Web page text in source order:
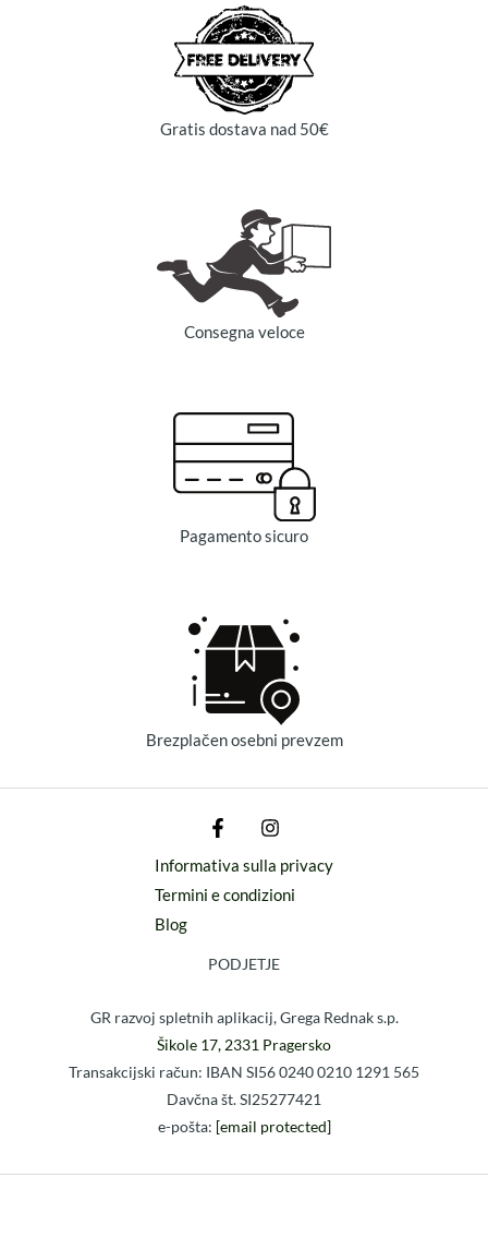
Gratis dostava nad 50€
Consegna veloce
Pagamento sicuro
Brezplačen osebni prevzem
Informativa sulla privacy
Termini e condizioni
Blog
PODJETJE
GR razvoj spletnih aplikacij, Grega Rednak s.p.
Šikole 17, 2331 Pragersko
Transakcijski račun: IBAN SI56 0240 0210 1291 565
Davčna št. SI25277421
e-pošta: [email protected]